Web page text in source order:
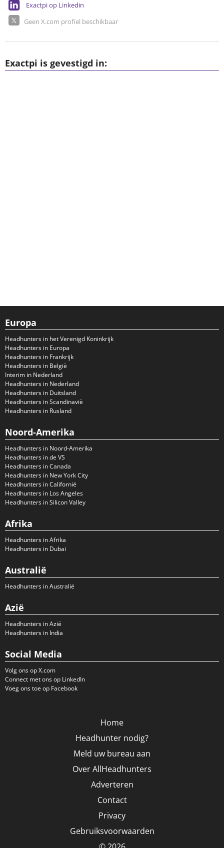
Exactpi op Linkedin
Geen X.com profiel beschikbaar
Exactpi is gevestigd in:
Europa
Headhunters in het Verenigd Koninkrijk
Headhunters in Europa
Headhunters in Frankrijk
Headhunters in België
Interim in Nederland
Headhunters in Nederland
Headhunters in Duitsland
Headhunters in Scandinavië
Headhunters in Rusland
Noord-Amerika
Headhunters in Noord-Amerika
Headhunters in de VS
Headhunters in Canada
Headhunters in New York City
Headhunters in Californië
Headhunters in Los Angeles
Headhunters in Silicon Valley
Afrika
Headhunters in Afrika
Headhunters in Dubai
Australië
Headhunters in Australië
Azië
Headhunters in Azië
Headhunters in India
Social Media
Volg ons op X.com
Connect met ons op LinkedIn
Voeg ons toe op Facebook
Home
Headhunter nodig?
Meld uw bureau aan
Over AllHeadhunters
Adverteren
Contact
Privacy
Gebruiksvoorwaarden